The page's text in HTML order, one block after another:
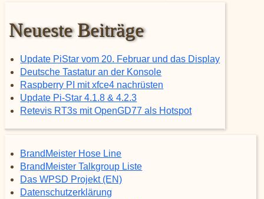
Neueste Beiträge
Update PiStar vom 20. Februar und das Display
Deutsche Tastatur an der Konsole
Raspberry PI mit xfce4 nachrüsten
Update Pi-Star 4.1.8 & 4.2.3
Retevis RT3s mit OpenGD77 als Hotspot
BrandMeister Hose Line
BrandMeister Talkgroup Liste
Das WPSD Projekt (EN)
Datenschutzerklärung